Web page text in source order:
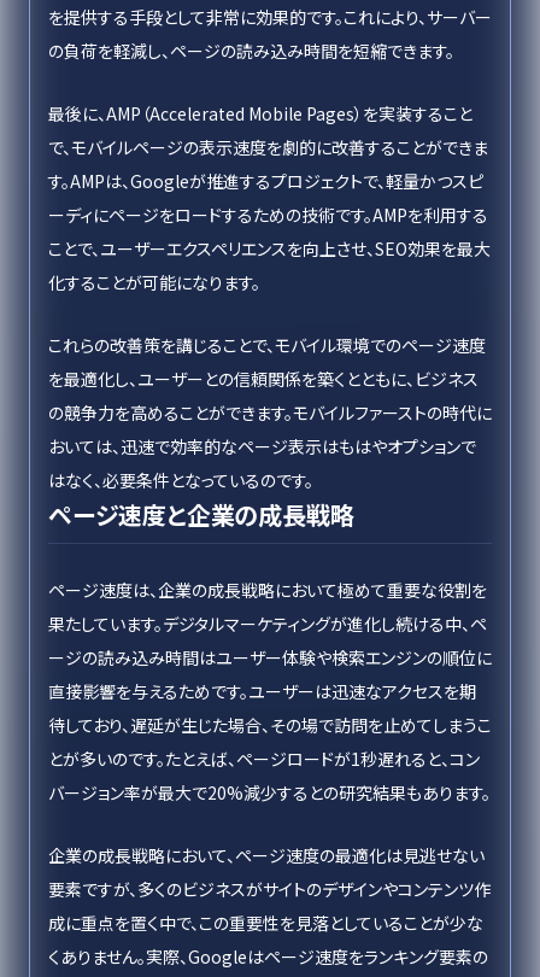
を提供する手段として非常に効果的です。これにより、サーバー
の負荷を軽減し、ページの読み込み時間を短縮できます。
最後に、AMP（Accelerated Mobile Pages）を実装すること
で、モバイルページの表示速度を劇的に改善することができま
す。AMPは、Googleが推進するプロジェクトで、軽量かつスピ
ーディにページをロードするための技術です。AMPを利用する
ことで、ユーザーエクスペリエンスを向上させ、SEO効果を最大
化することが可能になります。
これらの改善策を講じることで、モバイル環境でのページ速度
を最適化し、ユーザーとの信頼関係を築くとともに、ビジネス
の競争力を高めることができます。モバイルファーストの時代に
おいては、迅速で効率的なページ表示はもはやオプションで
はなく、必要条件となっているのです。
ページ速度と企業の成長戦略
ページ速度は、企業の成長戦略において極めて重要な役割を
果たしています。デジタルマーケティングが進化し続ける中、ペ
ージの読み込み時間はユーザー体験や検索エンジンの順位に
直接影響を与えるためです。ユーザーは迅速なアクセスを期
待しており、遅延が生じた場合、その場で訪問を止めてしまうこ
とが多いのです。たとえば、ページロードが1秒遅れると、コン
バージョン率が最大で20%減少するとの研究結果もあります。
企業の成長戦略において、ページ速度の最適化は見逃せない
要素ですが、多くのビジネスがサイトのデザインやコンテンツ作
成に重点を置く中で、この重要性を見落としていることが少な
くありません。実際、Googleはページ速度をランキング要素の